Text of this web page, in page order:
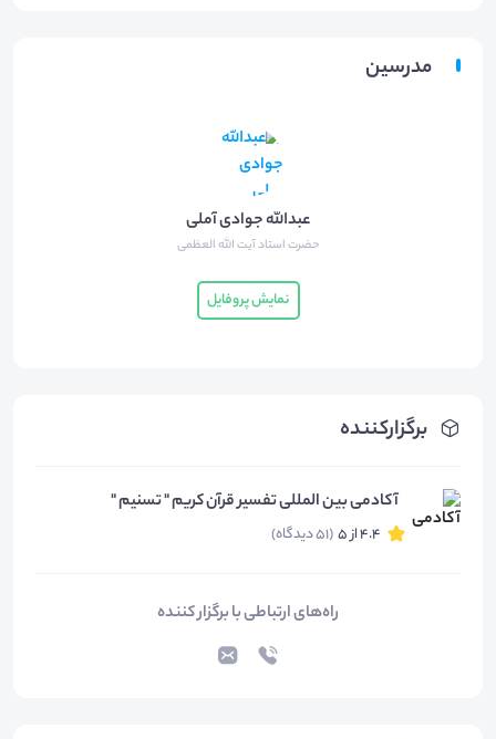
برگزارکننده
آکادمی بین المللی تفسیر قرآن کریم " تسنیم "
4.4 از 5 (51 دیدگاه)
راه‌های ارتباطی با برگزار کننده
مدرسین
عبدالله جوادی آملی
حضرت استاد آیت الله العظمی
نمایش پروفایل